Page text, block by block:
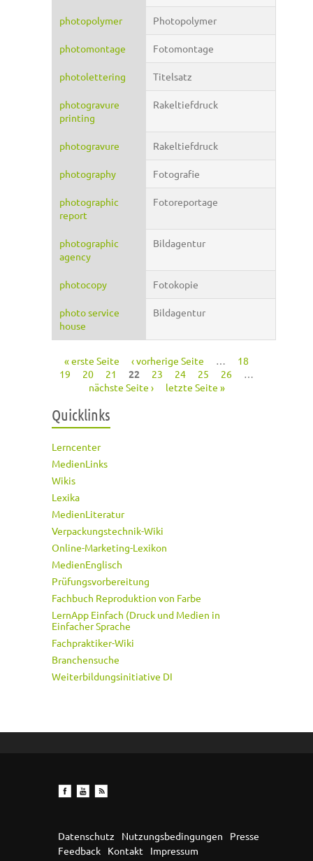
photopolymer Photopolymer
photomontage Fotomontage
photolettering Titelsatz
photogravure
printing
Rakeltiefdruck
photogravure Rakeltiefdruck
photography Fotografie
photographic
report
Fotoreportage
photographic
agency
Bildagentur
photocopy Fotokopie
photo service
house
Bildagentur
Seiten
« erste Seite ‹ vorherige Seite …
18
19
20 21 22 23 24 25 26
…
nächste Seite ›
letzte Seite »
Quicklinks
Lerncenter
MedienLinks
Wikis
Lexika
MedienLiteratur
Verpackungstechnik-Wiki
Online-Marketing-Lexikon
MedienEnglisch
Prüfungsvorbereitung
Fachbuch Reproduktion von Farbe
LernApp Einfach (Druck und Medien in
Einfacher Sprache
Fachpraktiker-Wiki
Branchensuche
Weiterbildungsinitiative DI
Datenschutz Nutzungsbedingungen
Presse
Feedback
Kontakt Impressum